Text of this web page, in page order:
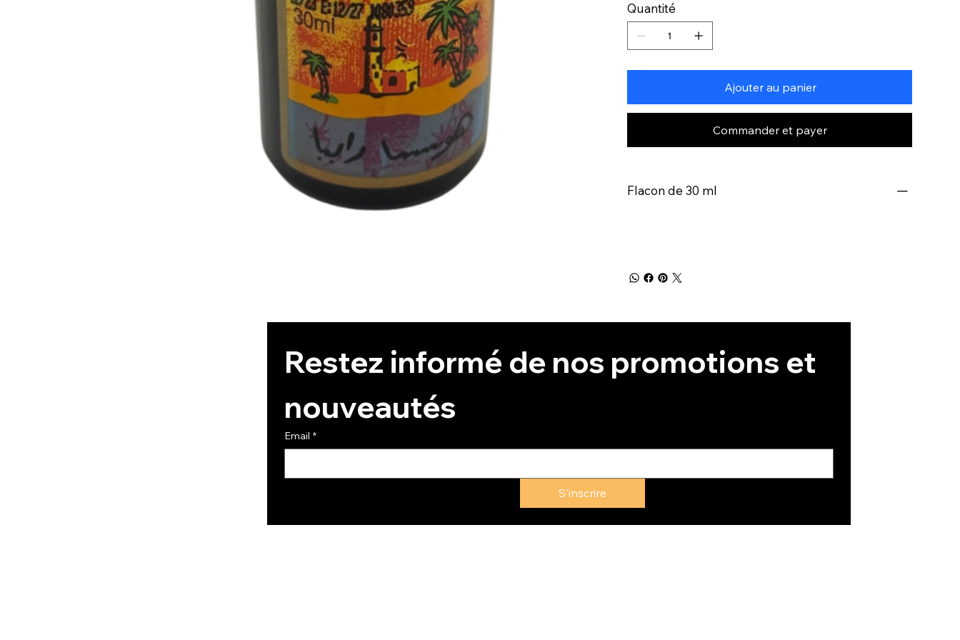
Quantité
Ajouter au panier
Commander et payer
Flacon de 30 ml
Restez informé de nos promotions et
nouveautés
Email *
S'inscrire